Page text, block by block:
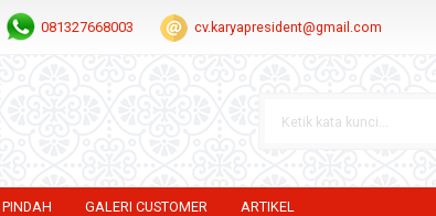
081327668003 cv.karyapresident@gmail.com
GALERI CUSTOMER ARTIKEL